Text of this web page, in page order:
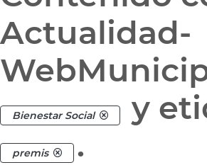
Actualidad-
Bienestar Social y
premis .